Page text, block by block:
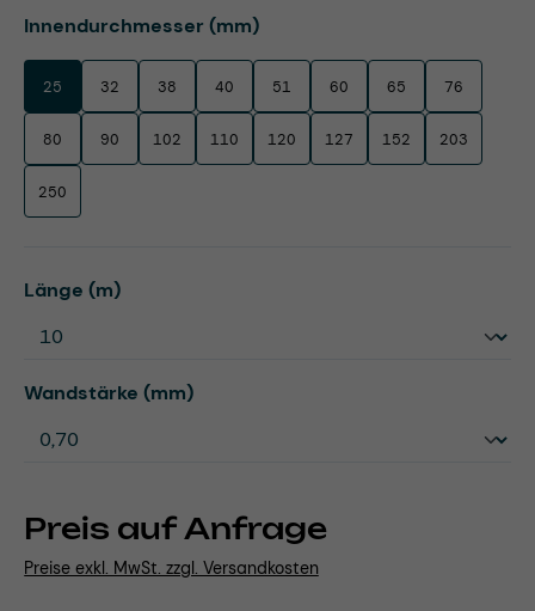
Preis auf Anfrage
Preise exkl. MwSt. zzgl. Versandkosten
Innendurchmesser (mm)auswählen
25 32 38 40 51 60 65 76
80 90 102 110 120 127 152 203
250
Länge (m)auswählen
Wandstärke (mm)auswählen